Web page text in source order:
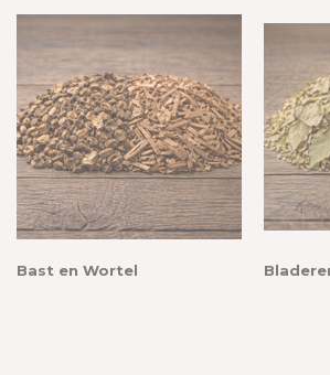
Bast en Wortel